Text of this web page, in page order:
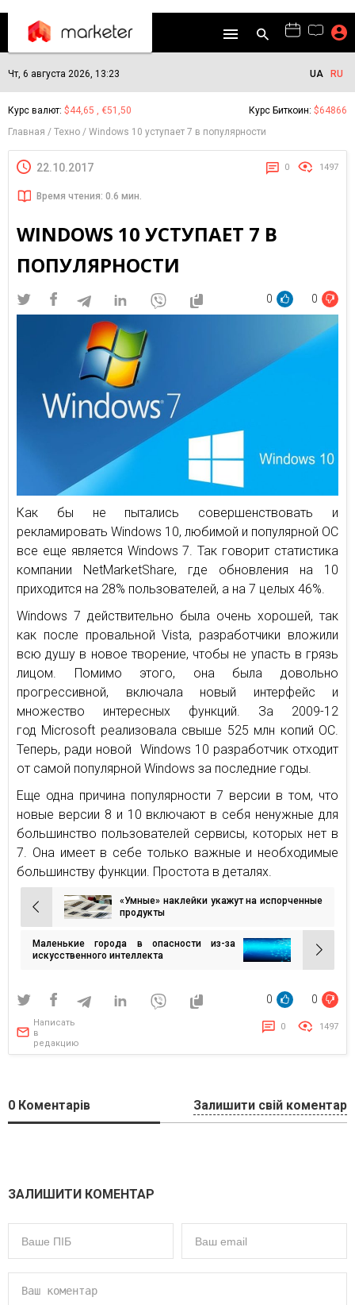
Чт, 6 августа 2026, 13:23 UA RU
Курс валют: $44,65 , €51,50 Курс Биткоин: $64866
Главная
Техно Windows 10 уступает 7 в популярности
22.10.2017 0 1497
Время чтения: 0.6 мин.
WINDOWS 10 УСТУПАЕТ 7 В
ПОПУЛЯРНОСТИ
0 0
Как бы не пытались совершенствовать и
рекламировать Windows 10, любимой и популярной ОС
все еще является Windows 7. Так говорит статистика
компании NetMarketShare, где обновления на 10
приходится на 28% пользователей, а на 7 целых 46%.
Windows 7 действительно была очень хорошей, так
как после провальной Vista, разработчики вложили
всю душу в новое творение, чтобы не упасть в грязь
лицом. Помимо этого, она была довольно
прогрессивной, включала новый интерфейс и
множество интересных функций. За 2009-12
год Microsoft реализовала свыше 525 млн копий ОС.
Теперь, ради новой Windows 10 разработчик отходит
от самой популярной Windows за последние годы.
Еще одна причина популярности 7 версии в том, что
новые версии 8 и 10 включают в себя ненужные для
большинство пользователей сервисы, которых нет в
7. Она имеет в себе только важные и необходимые
большинству функции. Простота в деталях.
Навигация
по
записям
«Умные» наклейки укажут на испорченные
продукты
Маленькие города в опасности из-за
искусственного интеллекта
0 0
Написать
в
редакцию
0 1497
0 Коментарів Залишити свій коментар
ЗАЛИШИТИ КОМЕНТАР